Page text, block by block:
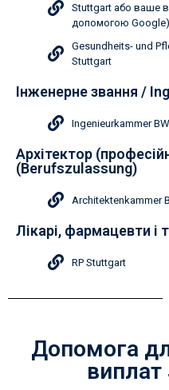
Stuttgart або ваше
допомогою Google)
Gesundheits- und
Stuttgart
Інженерне звання /
Ingenieurkammer BW
Архітектор
(Berufszulassung)
Architektenkammer
Лікарі, фармацевти і
RP Stuttgart
Допомога